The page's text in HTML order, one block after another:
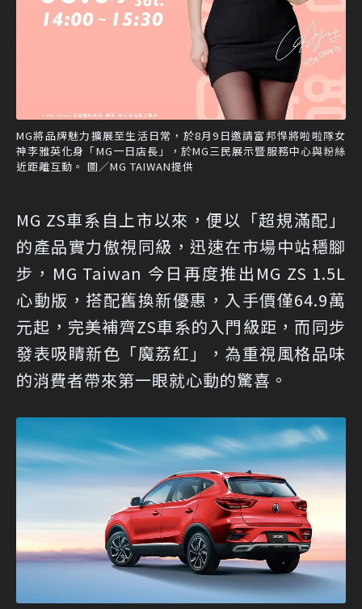
MG將品牌魅力擴展至生活日常，於8月9日邀請富邦悍將啦啦隊女
神李雅英化身「MG一日店長」，於MG三民展示暨服務中心與粉絲
近距離互動。 圖／MG TAIWAN提供
MG ZS車系自上市以來，便以「超規滿配」
的產品實力傲視同級，迅速在市場中站穩腳
步，MG Taiwan 今日再度推出MG ZS 1.5L
心動版，搭配舊換新優惠，入手價僅64.9萬
元起，完美補齊ZS車系的入門級距，而同步
發表吸睛新色「魔荔紅」，為重視風格品味
的消費者帶來第一眼就心動的驚喜。